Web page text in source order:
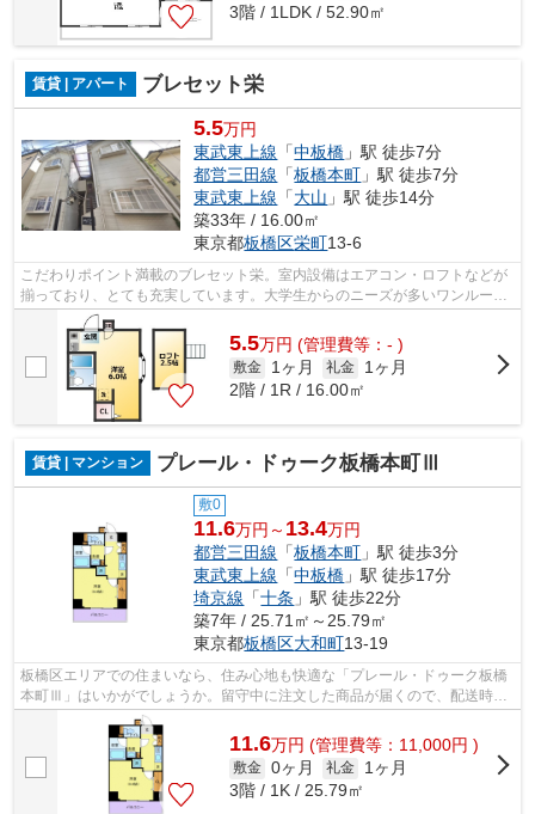
3階 / 1LDK / 52.90㎡
賃貸 | アパート ブレセット栄
5.5万円
東武東上線 「中板橋 」駅 徒歩7分
都営三田線 「板橋本町 」駅 徒歩7分
東武東上線 「大山 」駅 徒歩14分
築33年 / 16.00㎡
東京都板橋区栄町13-6
こだわりポイント満載のブレセット栄。室内設備はエアコン・ロフトなどが
揃っており、とても充実しています。大学生からのニーズが多いワンルーム
です。家族全員ベッドでも安心の全居...
5.5万円 (管理費等：- )
敷金 1ヶ月 礼金
1ヶ月
2階 / 1R / 16.00㎡
賃貸 | マンション プレール・ドゥーク板橋本町Ⅲ
敷0
11.6万円～ 13.4万円
都営三田線 「板橋本町 」駅 徒歩3分
東武東上線 「中板橋 」駅 徒歩17分
埼京線 「十条 」駅 徒歩22分
築7年 / 25.71㎡～25.79㎡
東京都板橋区大和町13-19
板橋区エリアでの住まいなら、住み心地も快適な「プレール・ドゥーク板橋
本町Ⅲ」はいかがでしょうか。留守中に注文した商品が届くので、配送時間
を気にせず注文ができる宅配ボックスを...
11.6万円 (管理費等：11,000円 )
敷金 0ヶ月 礼金
1ヶ月
3階 / 1K / 25.79㎡